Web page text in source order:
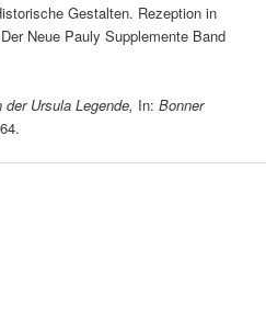
Gestalten. Rezeption in
Neue Pauly Supplemente Band
der Ursula Legende, In:Bonner